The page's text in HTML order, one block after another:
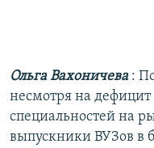
Ольга Вахоничева :
несмотря на
специальностей на
выпускники ВУЗов в